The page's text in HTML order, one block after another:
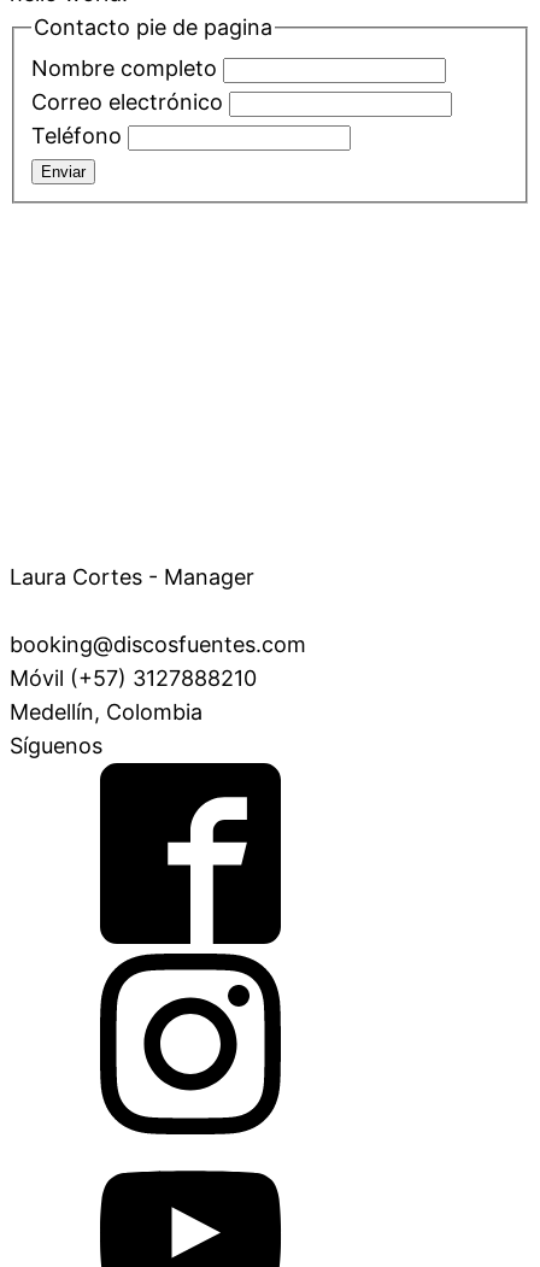
Contacto pie de pagina
Nombre completo
Correo electrónico
Teléfono
Enviar
Laura Cortes - Manager
booking@discosfuentes.com
Móvil (+57) 3127888210
Medellín, Colombia
Síguenos